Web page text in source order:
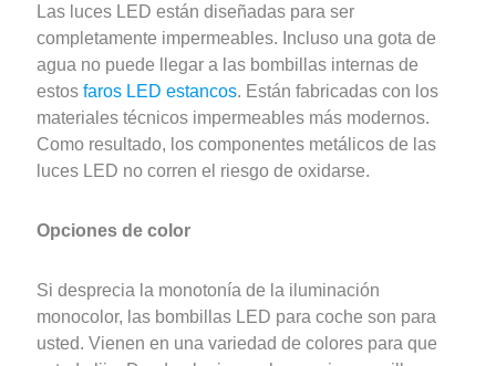
Las luces LED están diseñadas para ser
completamente impermeables. Incluso una gota de
agua no puede llegar a las bombillas internas de
estos faros LED estancos. Están fabricadas con los
materiales técnicos impermeables más modernos.
Como resultado, los componentes metálicos de las
luces LED no corren el riesgo de oxidarse.
Opciones de color
Si desprecia la monotonía de la iluminación
monocolor, las bombillas LED para coche son para
usted. Vienen en una variedad de colores para que